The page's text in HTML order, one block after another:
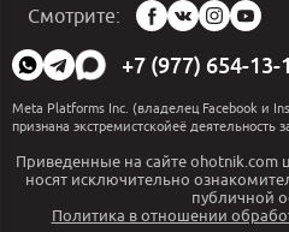
Смотрите:
Мы
в
социальных
сетях:
+7 (977) 654-13-
Meta Platforms Inc. (владелец Facebook и
признана экстремистскойеё деятельность
Приведенные на сайте ohotnik.com
носят исключительно
публичной
Политика в отношении